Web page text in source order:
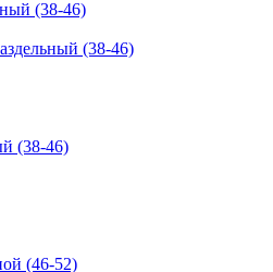
(38-46)
(38-46)